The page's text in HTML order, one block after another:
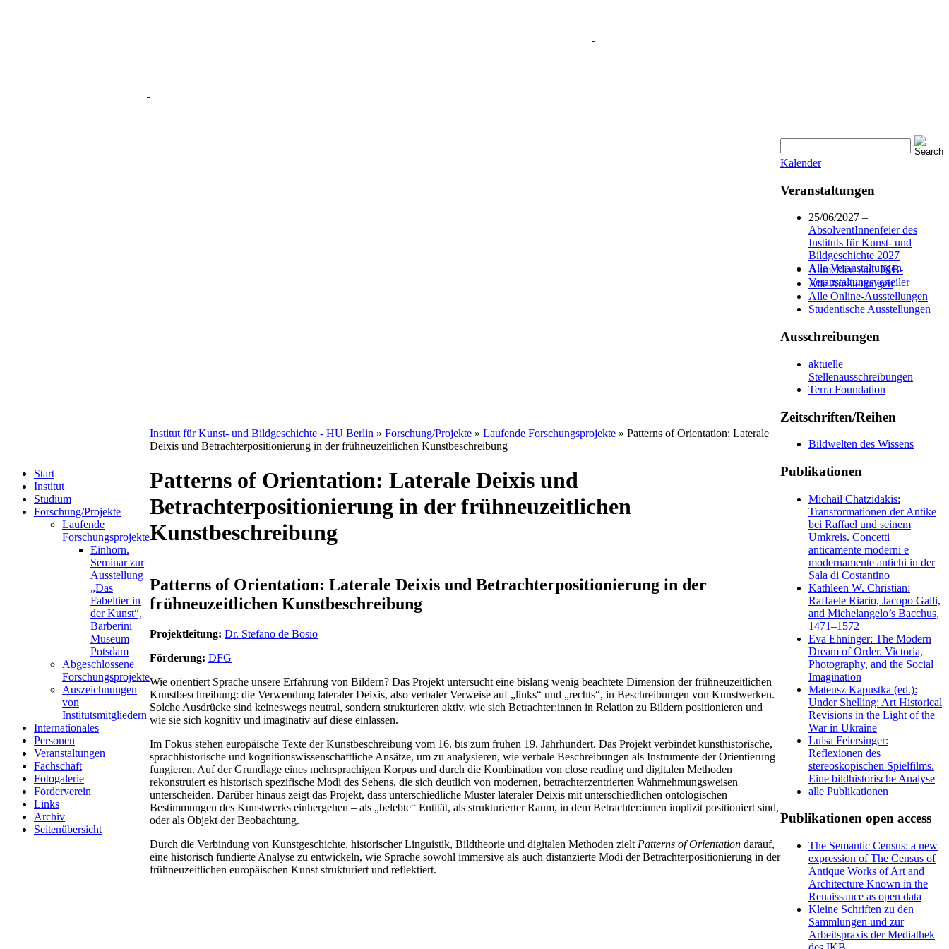
Start
Institut
Studium
Forschung/Projekte
Laufende
Forschungsprojekte
Einhorn.
Seminar zur
Ausstellung
„Das
Fabeltier in
der Kunst“,
Barberini
Museum
Potsdam
Abgeschlossene
Forschungsprojekte
Auszeichnungen
von
Institutsmitgliedern
Internationales
Personen
Veranstaltungen
Fachschaft
Fotogalerie
Förderverein
Links
Archiv
Seitenübersicht
Institut für Kunst- und Bildgeschichte - HU Berlin » Forschung/Projekte » Laufende Forschungsprojekte » Patterns of Orientation: Laterale
Deixis und Betrachterpositionierung in der frühneuzeitlichen Kunstbeschreibung
Patterns of Orientation: Laterale Deixis und
Betrachterpositionierung in der frühneuzeitlichen
Kunstbeschreibung
Patterns of Orientation: Laterale Deixis und Betrachterpositionierung in der
frühneuzeitlichen Kunstbeschreibung
Projektleitung: Dr. Stefano de Bosio
Förderung: DFG
Wie orientiert Sprache unsere Erfahrung von Bildern? Das Projekt untersucht eine bislang wenig beachtete Dimension der frühneuzeitlichen
Kunstbeschreibung: die Verwendung lateraler Deixis, also verbaler Verweise auf „links“ und „rechts“, in Beschreibungen von Kunstwerken.
Solche Ausdrücke sind keineswegs neutral, sondern strukturieren aktiv, wie sich Betrachter:innen in Relation zu Bildern positionieren und
wie sie sich kognitiv und imaginativ auf diese einlassen.
Im Fokus stehen europäische Texte der Kunstbeschreibung vom 16. bis zum frühen 19. Jahrhundert. Das Projekt verbindet kunsthistorische,
sprachhistorische und kognitionswissenschaftliche Ansätze, um zu analysieren, wie verbale Beschreibungen als Instrumente der Orientierung
fungieren. Auf der Grundlage eines mehrsprachigen Korpus und durch die Kombination von close reading und digitalen Methoden
rekonstruiert es historisch spezifische Modi des Sehens, die sich deutlich von modernen, betrachterzentrierten Wahrnehmungsweisen
unterscheiden. Darüber hinaus zeigt das Projekt, dass unterschiedliche Muster lateraler Deixis mit unterschiedlichen ontologischen
Bestimmungen des Kunstwerks einhergehen – als „belebte“ Entität, als strukturierter Raum, in dem Betrachter:innen implizit positioniert sind,
oder als Objekt der Beobachtung.
Durch die Verbindung von Kunstgeschichte, historischer Linguistik, Bildtheorie und digitalen Methoden zielt Patterns of Orientation darauf,
eine historisch fundierte Analyse zu entwickeln, wie Sprache sowohl immersive als auch distanzierte Modi der Betrachterpositionierung in der
frühneuzeitlichen europäischen Kunst strukturiert und reflektiert.
Kalender
Veranstaltungen
25/06/2027 –
AbsolventInnenfeier des
Instituts für Kunst- und
Bildgeschichte 2027
Alle Veranstaltungen
Anmelden zum IKB-
Veranstaltungsverteiler
Alle Ausstellungen
Alle Online-Ausstellungen
Studentische Ausstellungen
Ausschreibungen
aktuelle
Stellenausschreibungen
Terra Foundation
Zeitschriften/Reihen
Bildwelten des Wissens
Publikationen
Michail Chatzidakis:
Transformationen der Antike
bei Raffael und seinem
Umkreis. Concetti
anticamente moderni e
modernamente antichi in der
Sala di Costantino
Kathleen W. Christian:
Raffaele Riario, Jacopo Galli,
and Michelangelo’s Bacchus,
1471–1572
Eva Ehninger: The Modern
Dream of Order. Victoria,
Photography, and the Social
Imagination
Mateusz Kapustka (ed.):
Under Shelling: Art Historical
Revisions in the Light of the
War in Ukraine
Luisa Feiersinger:
Reflexionen des
stereoskopischen Spielfilms.
Eine bildhistorische Analyse
alle Publikationen
Publikationen open access
The Semantic Census: a new
expression of The Census of
Antique Works of Art and
Architecture Known in the
Renaissance as open data
Kleine Schriften zu den
Sammlungen und zur
Arbeitspraxis der Mediathek